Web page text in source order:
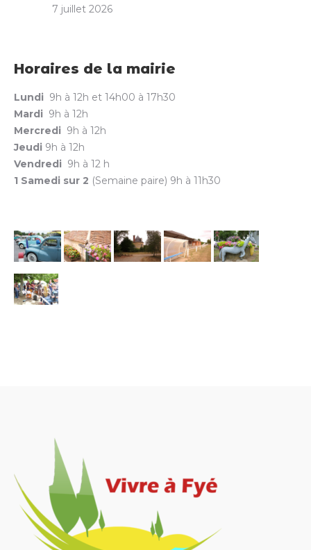
7 juillet 2026
Horaires de la mairie
Lundi 9h à 12h et 14h00 à 17h30
Mardi 9h à 12h
Mercredi 9h à 12h
Jeudi 9h à 12h
Vendredi 9h à 12 h
1 Samedi sur 2 (Semaine paire) 9h à 11h30